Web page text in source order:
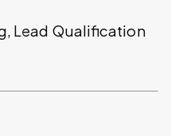
Lead Qualification